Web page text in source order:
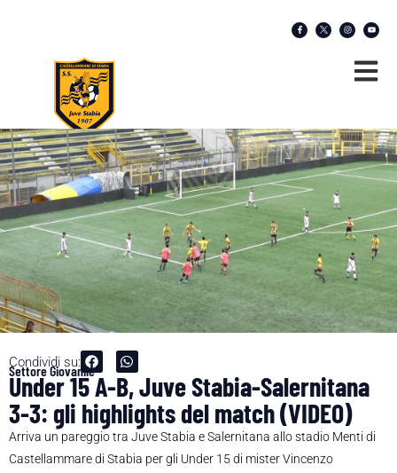
Condividi su:
Settore Giovanile
Under 15 A-B, Juve Stabia-Salernitana
3-3: gli highlights del match (VIDEO)
Arriva un pareggio tra Juve Stabia e Salernitana allo stadio Menti di
Castellammare di Stabia per gli Under 15 di mister Vincenzo